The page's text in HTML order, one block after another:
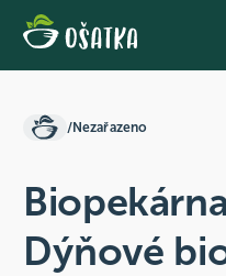
/Nezařazeno
Dýňové